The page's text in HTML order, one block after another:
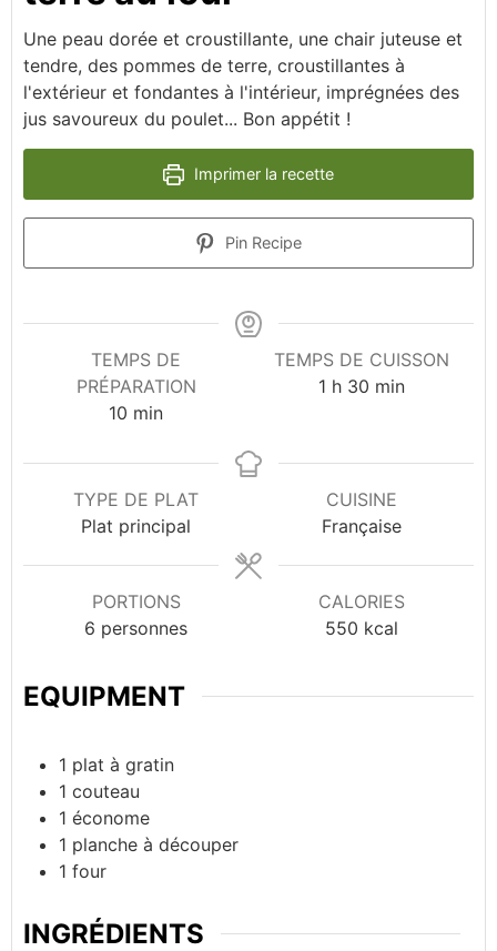
Une peau dorée et croustillante, une chair juteuse et
tendre, des pommes de terre, croustillantes à
l'extérieur et fondantes à l'intérieur, imprégnées des
jus savoureux du poulet... Bon appétit !
Imprimer la recette
Pin Recipe
TEMPS DE
PRÉPARATION
10 minutes
min
TEMPS DE CUISSON
1heure
h 30minutes
min
TYPE DE PLAT
Plat principal
CUISINE
Française
PORTIONS
6 personnes
CALORIES
550 kcal
EQUIPMENT
1 plat à gratin
1 couteau
1 économe
1 planche à découper
1 four
INGRÉDIENTS